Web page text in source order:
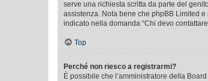
serve una richiesta scritta da parte del
assistenza. Nota bene che phpBB Limited
indicato nella domanda “Chi devo
Top
Perché non riesco a registrarmi?
È possibile che l’amministratore della